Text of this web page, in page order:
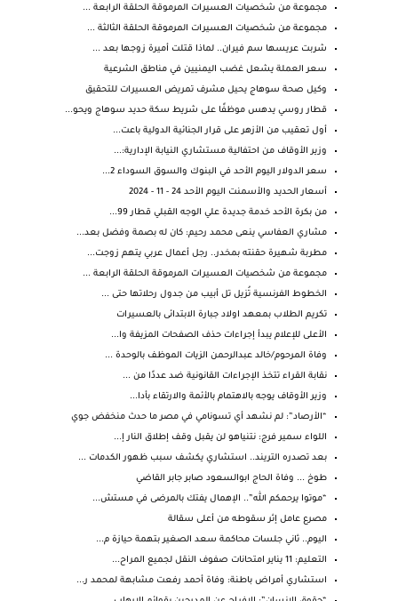
مجموعة من شخصيات العسيرات المرموقة الحلقة الرابعة ...
مجموعة من شخصيات العسيرات المرموقة الحلقة الثالثة ...
شربت عريسها سم فيران.. لماذا قتلت أميرة زوجها بعد ...
سعر العملة يشعل غضب اليمنيين في مناطق الشرعية
وكيل صحة سوهاج يحيل مشرف تمريض العسيرات للتحقيق
قطار روسي يدهس موظفًا على شريط سكة حديد سوهاج ويحو...
أول تعقيب من الأزهر على قرار الجنائية الدولية باعت...
وزير الأوقاف من احتفالية مستشاري النيابة الإدارية:...
سعر الدولار اليوم الأحد في البنوك والسوق السوداء 2...
أسعار الحديد والأسمنت اليوم الأحد 24 - 11 - 2024
من بكرة الأحد خدمة جديدة علي الوجه القبلي قطار 99...
مشاري العفاسي ينعى محمد رحيم: كان له بصمة وفضل بعد...
مطربة شهيرة حقنته بمخدر.. رجل أعمال عربي يتهم زوجت...
مجموعة من شخصيات العسيرات المرموقة الحلقة الرابعة ...
الخطوط الفرنسية تُزيل تل أبيب من جدول رحلاتها حتى ...
تكريم الطلاب بمعهد اولاد جبارة الابتدائى بالعسيرات
الأعلى للإعلام يبدأ إجراءات حذف الصفحات المزيفة وا...
وفاة المرحوم/خالد عبدالرحمن الزيات الموظف بالوحدة ...
نقابة القراء تتخذ الإجراءات القانونية ضد عددًا من ...
وزير الأوقاف يوجه بالاهتمام بالأئمة والارتقاء بأدا...
“الأرصاد”: لم نشهد أي تسونامي في مصر ما حدث منخفض جوي
اللواء سمير فرج: نتنياهو لن يقبل وقف إطلاق النار إ...
بعد تصدره التريند.. استشاري يكشف سبب ظهور الكدمات ...
طوخ ... وفاة الحاج ابوالسعود صابر جابر القاضي
“موتوا يرحمكم الله”.. الإهمال يفتك بالمرضى في مستش...
مصرع عامل إثر سقوطه من أعلى سقالة
اليوم.. ثاني جلسات محاكمة سعد الصغير بتهمة حيازة م...
التعليم: 11 يناير امتحانات صفوف النقل لجميع المراح...
استشاري أمراض باطنة: وفاة أحمد رفعت مشابهة لمحمد ر...